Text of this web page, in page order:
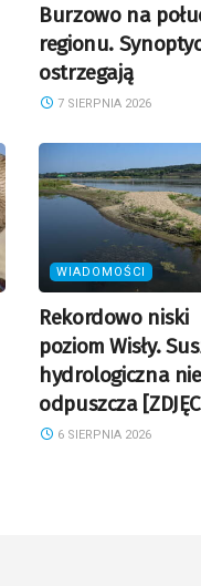
Burzowo na
regionu.
ostrzegają
7 SIERPNIA 2026
WIADOMOŚCI
Rekordowo niski
poziom Wisły.
hydrologiczna nie
odpuszcza
6 SIERPNIA 2026